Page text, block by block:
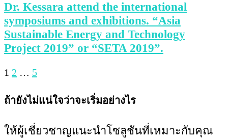
Dr. Kessara attend the international
symposiums and exhibitions. “Asia
Sustainable Energy and Technology
Project 2019” or “SETA 2019”.
1 2 … 5
ถ้ายังไม่แน่ใจว่าจะเริ่มอย่างไร
ให้ผู้เชี่ยวชาญแนะนำโซลูชันที่เหมาะกับคุณ